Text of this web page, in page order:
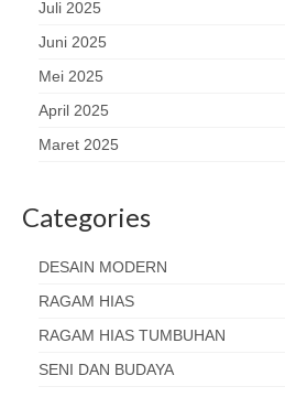
Juli 2025
Juni 2025
Mei 2025
April 2025
Maret 2025
Categories
DESAIN MODERN
RAGAM HIAS
RAGAM HIAS TUMBUHAN
SENI DAN BUDAYA